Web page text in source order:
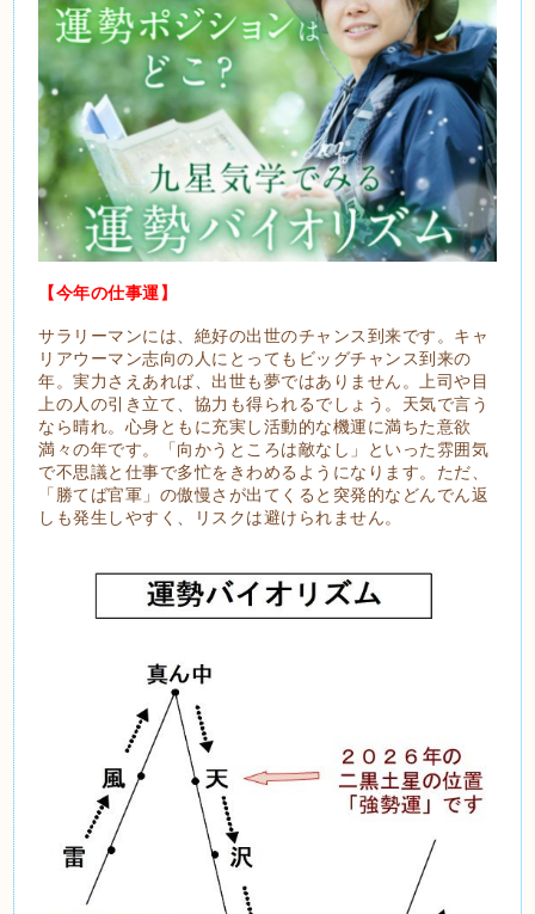
【今年の仕事運】
サラリーマンには、絶好の出世のチャンス到来です。キャ
リアウーマン志向の人にとってもビッグチャンス到来の
年。実力さえあれば、出世も夢ではありません。上司や目
上の人の引き立て、協力も得られるでしょう。天気で言う
なら晴れ。心身ともに充実し活動的な機運に満ちた意欲
満々の年です。「向かうところは敵なし」といった雰囲気
で不思議と仕事で多忙をきわめるようになります。ただ、
「勝てば官軍」の傲慢さが出てくると突発的などんでん返
しも発生しやすく、リスクは避けられません。